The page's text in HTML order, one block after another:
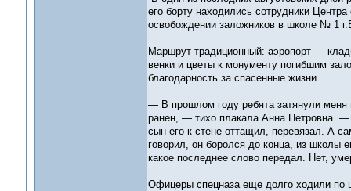
его борту находились сотрудники
освобождении заложников в школе № 1
Маршрут традиционный: аэропорт —
венки и цветы к монументу погибшим
благодарность за спасенные жизни.
— В прошлом году ребята затянули меня
ранен, — тихо плакала Анна Петровна. —
сын его к стене оттащил, перевязал. А
говорил, он боролся до конца, из школы
какое последнее слово передал. Нет,
Офицеры спецназа еще долго ходили по